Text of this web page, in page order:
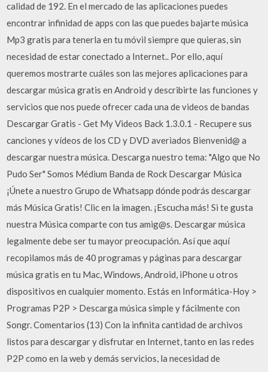
calidad de 192. En el mercado de las aplicaciones puedes
encontrar infinidad de apps con las que puedes bajarte música
Mp3 gratis para tenerla en tu móvil siempre que quieras, sin
necesidad de estar conectado a Internet.. Por ello, aquí
queremos mostrarte cuáles son las mejores aplicaciones para
descargar música gratis en Android y describirte las funciones y
servicios que nos puede ofrecer cada una de videos de bandas
Descargar Gratis - Get My Videos Back 1.3.0.1 - Recupere sus
canciones y vídeos de los CD y DVD averiados Bienvenid@ a
descargar nuestra música. Descarga nuestro tema: "Algo que No
Pudo Ser" Somos Médium Banda de Rock Descargar Música
¡Únete a nuestro Grupo de Whatsapp dónde podrás descargar
más Música Gratis! Clic en la imagen. ¡Escucha más! Si te gusta
nuestra Música comparte con tus amig@s. Descargar música
legalmente debe ser tu mayor preocupación. Así que aquí
recopilamos más de 40 programas y páginas para descargar
música gratis en tu Mac, Windows, Android, iPhone u otros
dispositivos en cualquier momento. Estás en Informática-Hoy >
Programas P2P > Descarga música simple y fácilmente con
Songr. Comentarios (13) Con la infinita cantidad de archivos
listos para descargar y disfrutar en Internet, tanto en las redes
P2P como en la web y demás servicios, la necesidad de